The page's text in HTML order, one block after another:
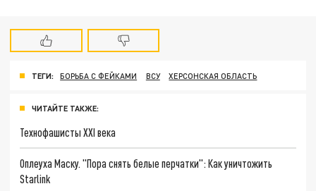
ТЕГИ: БОРЬБА С ФЕЙКАМИ ВСУ ХЕРСОНСКАЯ ОБЛАСТЬ
ЧИТАЙТЕ ТАКЖЕ:
Технофашисты XXI века
Оплеуха Маску. "Пора снять белые перчатки": Как уничтожить
Starlink